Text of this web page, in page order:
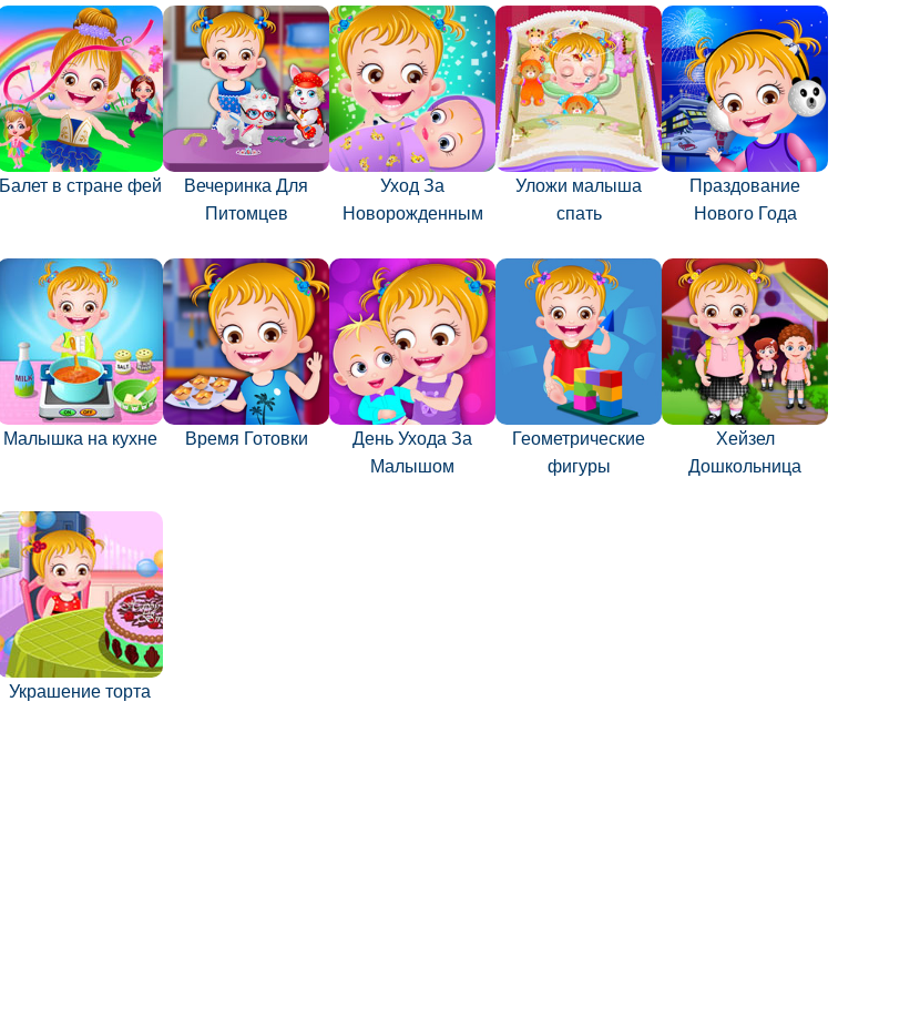
Балет в стране фей
Вечеринка Для
Питомцев
Уход За
Новорожденным
Уложи малыша
спать
Праздование
Нового Года
Малышка на кухне Время Готовки
День Ухода За
Малышом
Геометрические
фигуры
Хейзел
Дошкольница
Украшение торта